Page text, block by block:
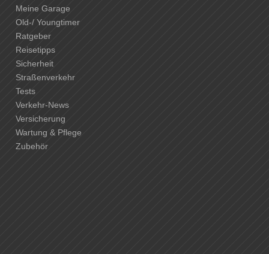
Meine Garage
Old-/ Youngtimer
Ratgeber
Reisetipps
Sicherheit
Straßenverkehr
Tests
Verkehr-News
Versicherung
Wartung & Pflege
Zubehör